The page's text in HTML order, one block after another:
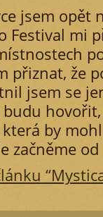
jsem opět
Festival mi
přiznat, že
jsem se
by
začněme od